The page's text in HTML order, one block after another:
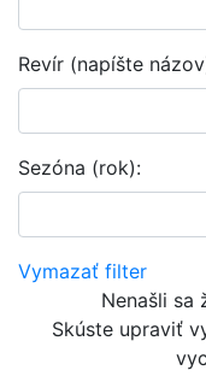
Revír (napíšte
Sezóna (rok):
Vymazať filter
Nenašli sa
Skúste upraviť